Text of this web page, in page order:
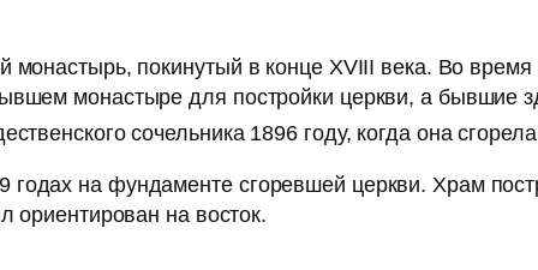
покинутый в конце XVIII века. Во
монастыре для постройки церкви, а бывшие
сочельника 1896 году, когда она
на фундаменте сгоревшей церкви. Храм
ориентирован на восток.